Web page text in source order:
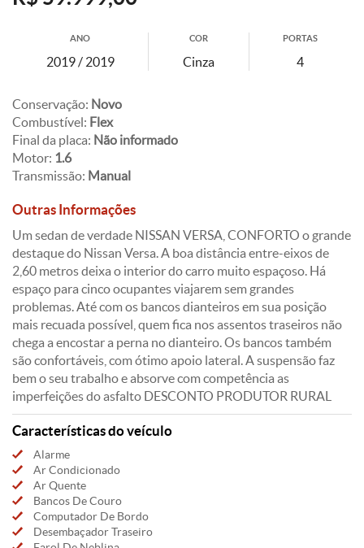
ANO
2019 / 2019
COR
Cinza
PORTAS
4
Conservação: Novo
Combustível: Flex
Final da placa: Não informado
Motor: 1.6
Transmissão: Manual
Outras Informações
Um sedan de verdade NISSAN VERSA, CONFORTO o grande
destaque do Nissan Versa. A boa distância entre-eixos de
2,60 metros deixa o interior do carro muito espaçoso. Há
espaço para cinco ocupantes viajarem sem grandes
problemas. Até com os bancos dianteiros em sua posição
mais recuada possível, quem fica nos assentos traseiros não
chega a encostar a perna no dianteiro. Os bancos também
são confortáveis, com ótimo apoio lateral. A suspensão faz
bem o seu trabalho e absorve com competência as
imperfeições do asfalto DESCONTO PRODUTOR RURAL
Características do veículo
Alarme
Ar Condicionado
Ar Quente
Bancos De Couro
Computador De Bordo
Desembaçador Traseiro